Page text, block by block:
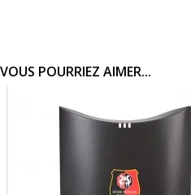
VOUS POURRIEZ AIMER...